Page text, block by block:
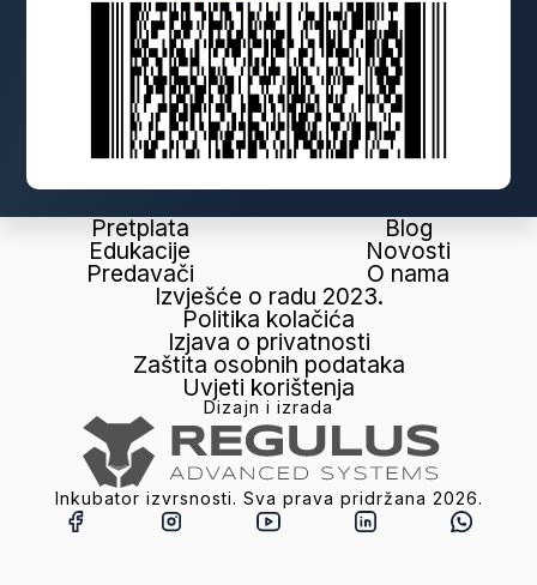
Pretplata
Edukacije
Predavači
Blog
Novosti
O nama
Izvješće o radu 2023.
Politika kolačića
Izjava o privatnosti
Zaštita osobnih podataka
Uvjeti korištenja
Dizajn i izrada
Inkubator izvrsnosti. Sva prava pridržana 2026.